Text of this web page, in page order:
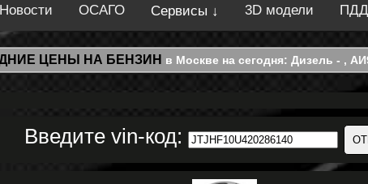
Новости ОСАГО Сервисы ↓ 3D модели ПДД
ЦЕНЫ НА БЕНЗИН в Москве на сегодня: Дизель - ,
Введите vin-код: